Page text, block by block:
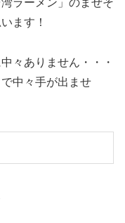
ます！
々ありません・・・
中々手が出ませ